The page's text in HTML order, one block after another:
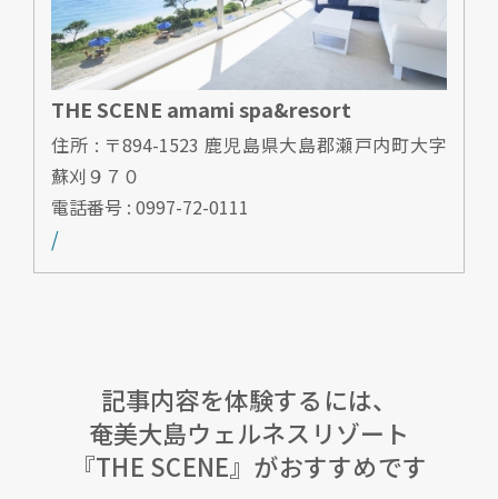
THE SCENE amami spa&resort
住所 : 〒894-1523 鹿児島県大島郡瀬戸内町大字
蘇刈９７０
電話番号 : 0997-72-0111
/
記事内容を体験するには、
奄美大島ウェルネスリゾート
『THE SCENE』がおすすめです